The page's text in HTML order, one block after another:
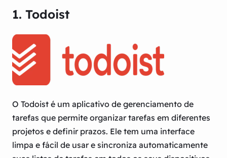
1. Todoist
O Todoist é um aplicativo de gerenciamento de
tarefas que permite organizar tarefas em diferentes
projetos e definir prazos. Ele tem uma interface
limpa e fácil de usar e sincroniza automaticamente